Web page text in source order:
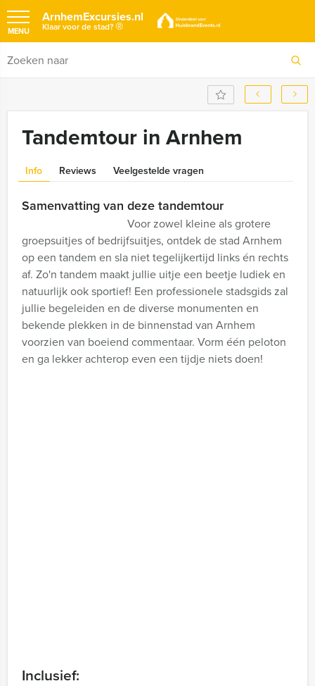
ArnhemExcursies.nl
Klaar voor de stad?®
MENU
Tandemtour in Arnhem
Info Reviews Veelgestelde vragen
Samenvatting van deze tandemtour
Voor zowel kleine als grotere
groepsuitjes of bedrijfsuitjes, ontdek de stad Arnhem
op een tandem en sla niet tegelijkertijd links én rechts
af. Zo'n tandem maakt jullie uitje een beetje ludiek en
natuurlijk ook sportief! Een professionele stadsgids zal
jullie begeleiden en de diverse monumenten en
bekende plekken in de binnenstad van Arnhem
voorzien van boeiend commentaar. Vorm één peloton
en ga lekker achterop even een tijdje niets doen!
Inclusief: